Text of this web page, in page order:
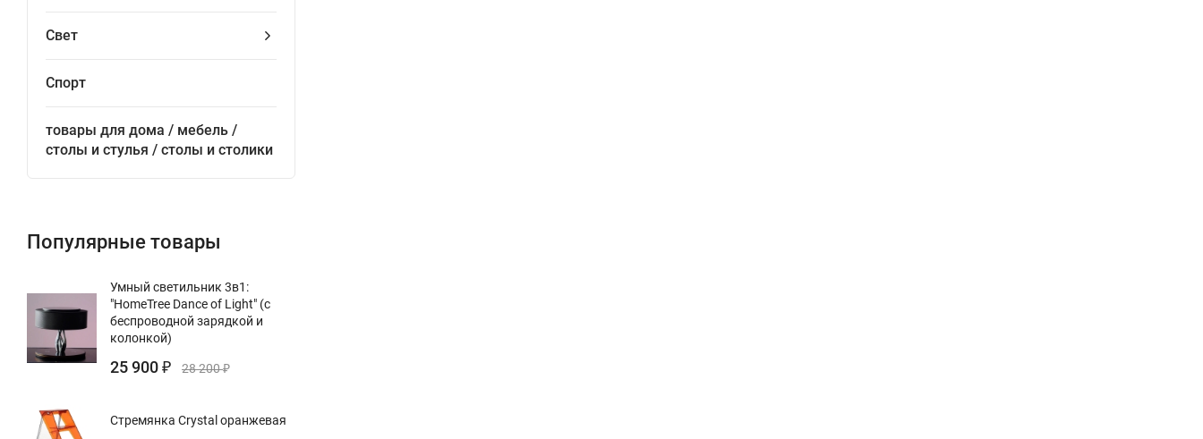
Свет
Спорт
товары для дома / мебель /
столы и стулья / столы и столики
Популярные товары
Умный светильник 3в1:
"HomeTree Dance of Light" (с
беспроводной зарядкой и
колонкой)
25 900 ₽ 28 200₽
Стремянка Crystal оранжевая